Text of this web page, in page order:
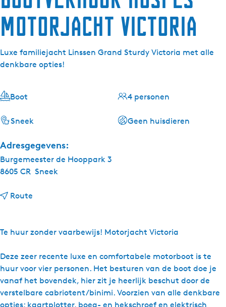
Motorjacht Victoria
Luxe familiejacht Linssen Grand Sturdy Victoria met alle
denkbare opties!
Te huur zonder vaarbewijs! Motorjacht Victoria
Deze zeer recente luxe en comfortabele motorboot is te
huur voor vier personen. Het besturen van de boot doe je
vanaf het bovendek, hier zit je heerlijk beschut door de
verstelbare cabriotent/binimi. Voorzien van alle denkbare
opties; kaartplotter, boeg- en hekschroef en elektrisch
Boot
Sneek
4 personen
Geen huisdieren
Adresgegevens:
Burgemeester de Hooppark 3
8605 CR Sneek
Route
r
o
o
t
v
e